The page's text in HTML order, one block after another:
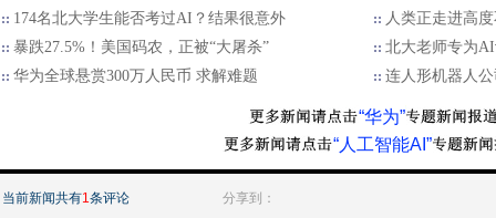
174名北大学生能否考过AI？结果很意外
人类正走进高
暴跌27.5%！美国码农，正被“大屠杀”
北大老师专为
华为全球悬赏300万人民币 求解难题
连人形机器人
“华为”
“人工智能AI”
当前新闻共有1条评论 分享到：